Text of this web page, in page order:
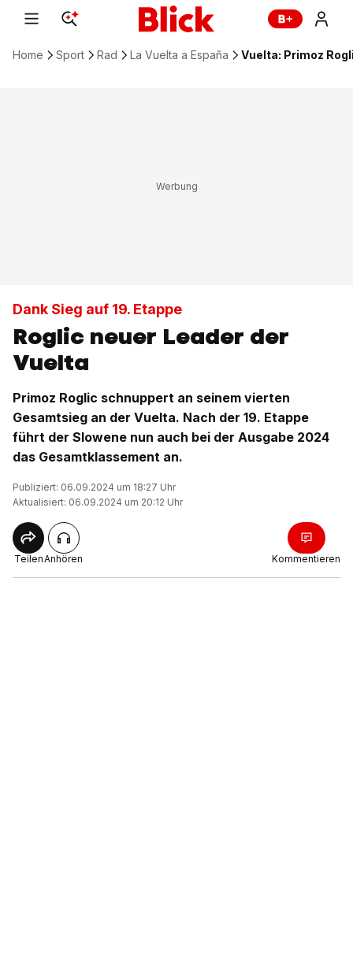
Home Sport Rad La Vuelta a España Vuelta: Primoz
Dank Sieg auf 19. Etappe
Roglic neuer Leader der
Vuelta
Primoz Roglic schnuppert an seinem vierten
Gesamtsieg an der Vuelta. Nach der 19. Etappe
führt der Slowene nun auch bei der Ausgabe 2024
das Gesamtklassement an.
Publiziert: 06.09.2024 um 18:27 Uhr
Aktualisiert: 06.09.2024 um 20:12 Uhr
TeilenAnhören Kommentieren